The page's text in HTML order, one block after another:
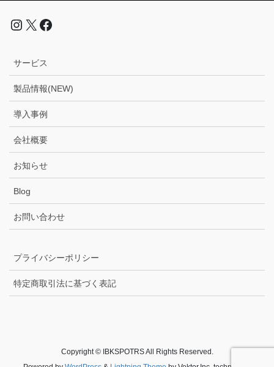
サービス
製品情報(NEW)
導入事例
会社概要
お知らせ
Blog
お問い合わせ
プライバシーポリシー
特定商取引法に基づく表記
Copyright © IBKSPOTRS All Rights Reserved.